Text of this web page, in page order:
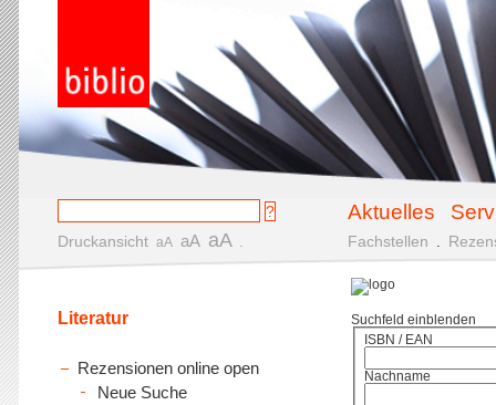
Aktuelles
Druckansicht aA aA aA Fachstellen
Suchfeld einblenden
ISBN / EAN
Nachname
Literatur
Rezensionen online open
Neue Suche